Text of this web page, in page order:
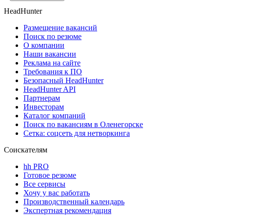
HeadHunter
Размещение вакансий
Поиск по резюме
О компании
Наши вакансии
Реклама на сайте
Требования к ПО
Безопасный HeadHunter
HeadHunter API
Партнерам
Инвесторам
Каталог компаний
Поиск по вакансиям в Оленегорске
Сетка: соцсеть для нетворкинга
Соискателям
hh PRO
Готовое резюме
Все сервисы
Хочу у вас работать
Производственный календарь
Экспертная рекомендация